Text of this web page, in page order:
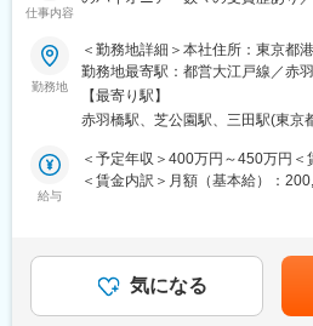
仕事内容
■業務内容
同社の社長秘書として書類作成や
担当いただきます。
■業務詳細
・社長のスケジュール管理
・広報（ホームページ管理・修正
・取引先データベース管理
勤務地
＜勤務地詳細＞本社住所：東京都
勤務地最寄駅：都営大江戸線／赤
禁煙
【最寄り駅】
赤羽橋駅、芝公園駅、三田駅(東京
給与
＜予定年収＞400万円～450万円
＜賃金内訳＞月額（基本給）：
＞■昇給：年1回■賞与：年2回賃金
り、選考を通じて上下する可能性
当を含めた表記です。
気になる